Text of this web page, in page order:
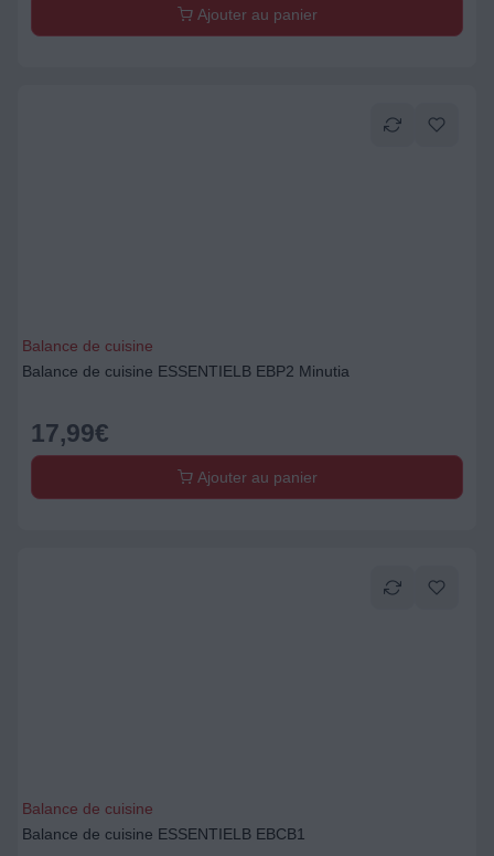
Ajouter au panier
Balance de cuisine
Balance de cuisine ESSENTIELB EBP2 Minutia
17,99€
Ajouter au panier
Balance de cuisine
Balance de cuisine ESSENTIELB EBCB1